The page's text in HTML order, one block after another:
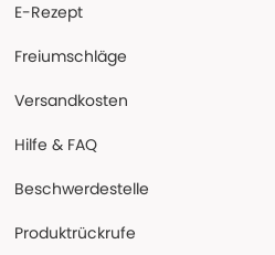
E-Rezept
Freiumschläge
Versandkosten
Hilfe & FAQ
Beschwerdestelle
Produktrückrufe